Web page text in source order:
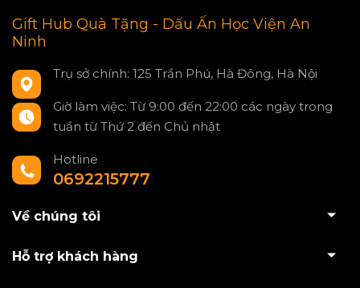
Gift Hub Quà Tặng - Dấu Ấn Học Viện An
Ninh
Trụ sở chính: 125 Trần Phú, Hà Đông, Hà Nội
Giờ làm việc: Từ 9:00 đến 22:00 các ngày trong
tuần từ Thứ 2 đến Chủ nhật
Hotline
0692215777
Về chúng tôi
Hỗ trợ khách hàng